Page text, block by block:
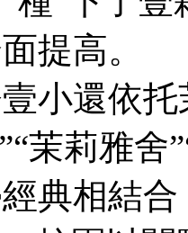
面提高
壹小還
茉莉雅舍
典相結合